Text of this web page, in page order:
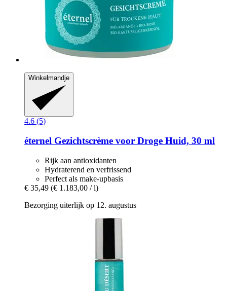
Winkelmandje
4.6 (5)
éternel Gezichtscrème voor Droge Huid, 30 ml
Rijk aan antioxidanten
Hydraterend en verfrissend
Perfect als make-upbasis
€ 35,49 (€ 1.183,00 / l)
Bezorging uiterlijk op 12. augustus